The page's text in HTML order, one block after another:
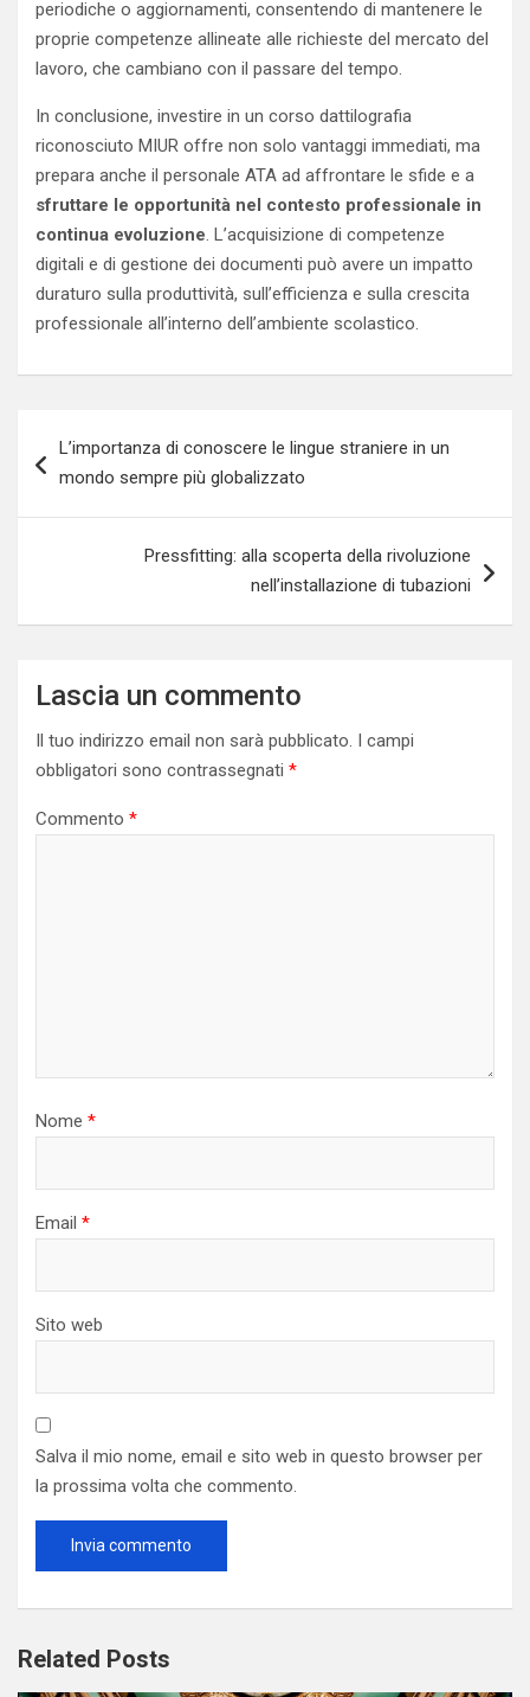
periodiche o aggiornamenti, consentendo di mantenere le
proprie competenze allineate alle richieste del mercato del
lavoro, che cambiano con il passare del tempo.
In conclusione, investire in un corso dattilografia
riconosciuto MIUR offre non solo vantaggi immediati, ma
prepara anche il personale ATA ad affrontare le sfide e a
sfruttare le opportunità nel contesto professionale in
continua evoluzione. L’acquisizione di competenze
digitali e di gestione dei documenti può avere un impatto
duraturo sulla produttività, sull’efficienza e sulla crescita
professionale all’interno dell’ambiente scolastico.
articoli
L’importanza di conoscere le lingue straniere in un
mondo sempre più globalizzato
Pressfitting: alla scoperta della rivoluzione
nell’installazione di tubazioni
Lascia un commento
Il tuo indirizzo email non sarà pubblicato. I campi
obbligatori sono contrassegnati *
Commento *
Nome *
Email *
Sito web
Salva il mio nome, email e sito web in questo browser per
la prossima volta che commento.
Related Posts